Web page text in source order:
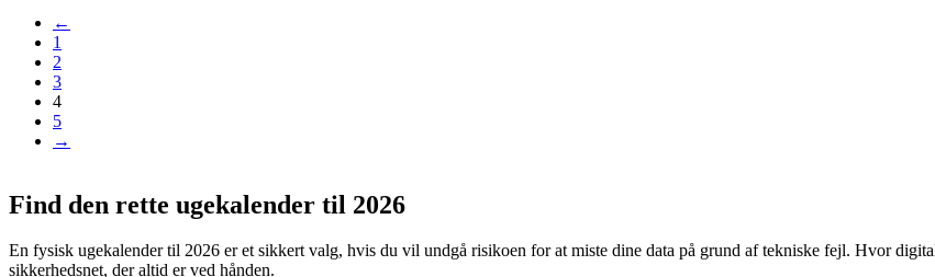
skind
←
1
2
3
4
5
→
Find den rette ugekalender til 2026
En fysisk ugekalender til 2026 er et sikkert valg, hvis du vil undgå risikoen for at miste dine data på grund af tekniske fejl. Hvor
sikkerhedsnet, der altid er ved hånden.